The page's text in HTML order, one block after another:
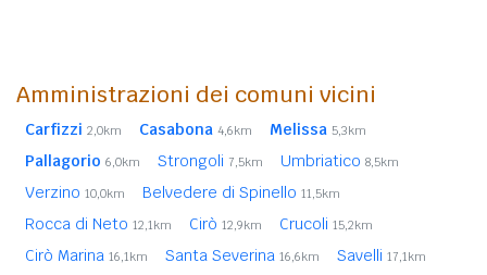
Amministrazioni dei comuni vicini
Carfizzi 2,0km Casabona 4,6km Melissa 5,3km
Pallagorio 6,0km Strongoli 7,5km Umbriatico 8,5km
Verzino 10,0km Belvedere di Spinello 11,5km
Rocca di Neto 12,1km Cirò 12,9km Crucoli 15,2km
Cirò Marina 16,1km Santa Severina 16,6km Savelli 17,1km